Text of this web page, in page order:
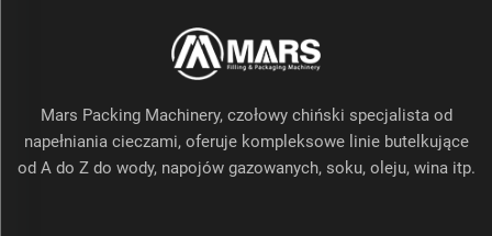
Mars Packing Machinery, czołowy chiński specjalista od
napełniania cieczami, oferuje kompleksowe linie butelkujące
od A do Z do wody, napojów gazowanych, soku, oleju, wina itp.